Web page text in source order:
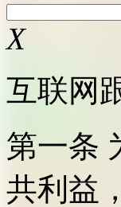
X
互联网
第一条
共利益